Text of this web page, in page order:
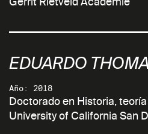
EDUARDO
Año: 2018
Doctorado en Historia,
University of California San